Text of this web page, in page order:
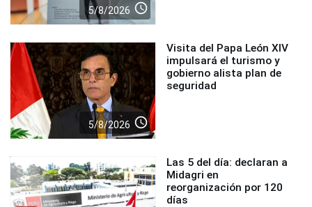
5/8/2026 access_time
5/8/2026 access_time
Visita del Papa León XIV
impulsará el turismo y
gobierno alista plan de
seguridad
Las 5 del día: declaran a
Midagri en
reorganización por 120
días